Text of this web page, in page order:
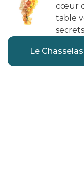
cœur
table
Le Chasselas